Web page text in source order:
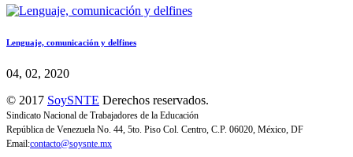
Lenguaje, comunicación y delfines
04, 02, 2020
© 2017 SoySNTE Derechos reservados.
Sindicato Nacional de Trabajadores de la Educación
República de Venezuela No. 44, 5to. Piso Col. Centro, C.P. 06020, México, DF
Email:contacto@soysnte.mx